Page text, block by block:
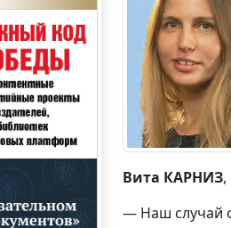
Вита КАРНИЗ,
— Наш случай